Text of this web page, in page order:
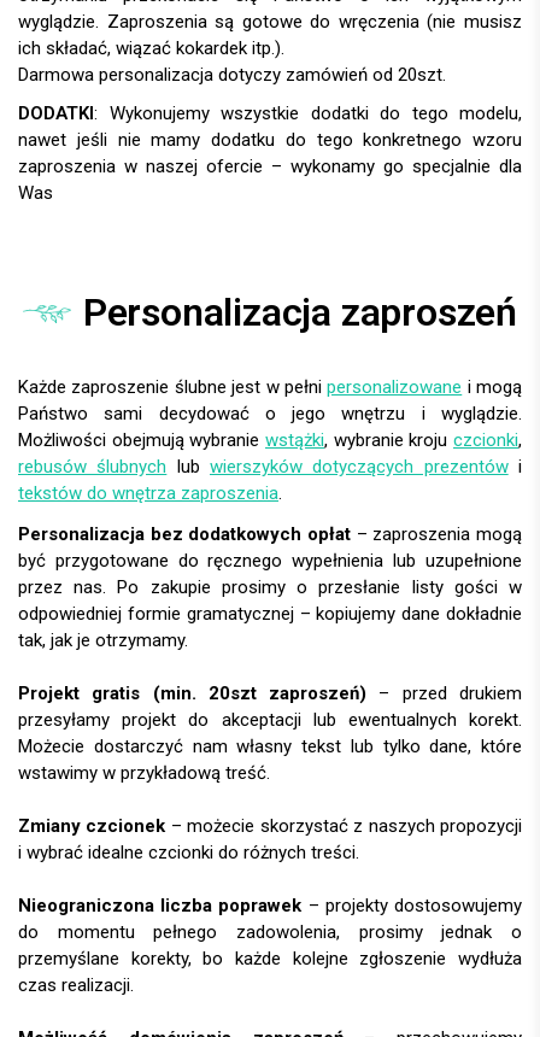
DODATKI:
Personalizacja zaproszeń
Każde zaproszenie ślubne jest w pełnipersonalizowane i mogą
Państwo sami decydować o jego wnętrzu i wyglądzie.
Możliwości obejmują wybranie wstążki, wybranie kroju czcionki,
rebusów ślubnych lubwierszyków dotyczących prezentówi
tekstów do wnętrza zaproszenia
Personalizacja bez dodatkowych opłat – zaproszenia mogą
być przygotowane do ręcznego wypełnienia lub uzupełnione
przez nas. Po zakupie prosimy o przesłanie listy gości w
odpowiedniej formie gramatycznej – kopiujemy dane dokładnie
tak, jak je otrzymamy.
Projekt gratis (min. 20szt zaproszeń) – przed drukiem
przesyłamy projekt do akceptacji lub ewentualnych korekt.
Możecie dostarczyć nam własny tekst lub tylko dane, które
wstawimy w przykładową treść.
Zmiany czcionek – możecie skorzystać z naszych propozycji
i wybrać idealne czcionki do różnych treści.
Nieograniczona liczba poprawek – projekty dostosowujemy
do momentu pełnego zadowolenia, prosimy jednak o
przemyślane korekty, bo każde kolejne zgłoszenie wydłuża
czas realizacji.